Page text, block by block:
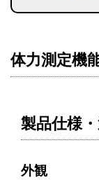
体力測定機
製品仕様
外観